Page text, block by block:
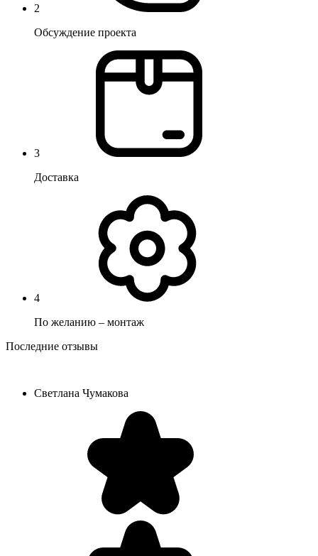
2
Обсуждение проекта
3
Доставка
4
По желанию – монтаж
Последние отзывы
Светлана Чумакова